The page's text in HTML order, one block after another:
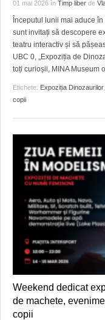
GRĂDINA TAICII
ZIARISTU’ DE
CU OIŞTEA-N
CRONICĂ DE
UNDE MERGEM
FILME
ACCIDENTE
ANUNŢURI
INFO SI UTILE
FILME
CLIPURI VIDEO
JOCURI ONLINE
DIVERSE
FARMACII DIN
HARTA
LICEE, ŞCOLI ŞI
01 mai 2026 în Timp liber de
Începutul lunii mai aduce
sunt invitați să descopere
teatru interactiv și să
UBC 0, „Expoziția de
toți curioșii, MINA Museum
Etichete: Expoziția Dinozaurilor,
copii
Weekend dedicat
de machete,
copii